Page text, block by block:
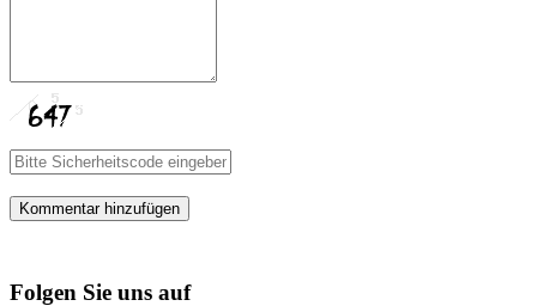
Kommentar hinzufügen
Folgen Sie uns auf